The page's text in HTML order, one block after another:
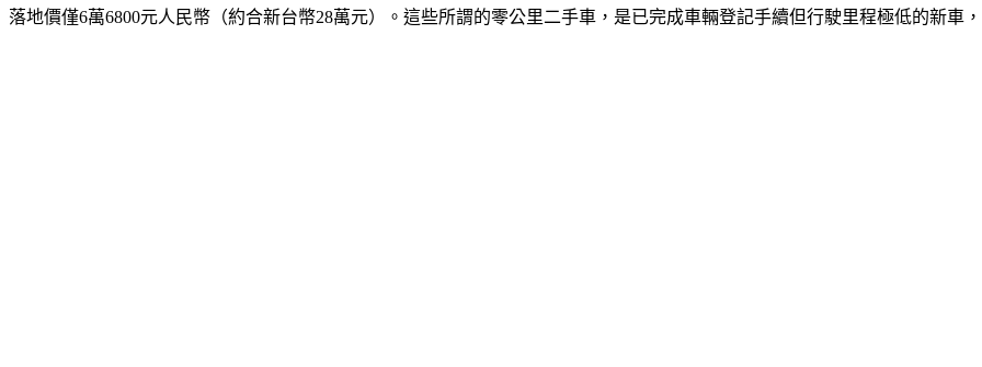
落地價僅6萬6800元人民幣（約合新台幣28萬元）。這些所謂的零公里二手車，是已完成車輛登記手續但行駛里程極低的新車